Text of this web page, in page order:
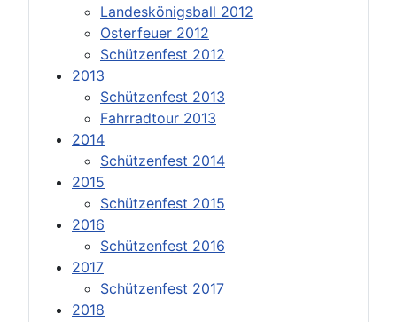
Landeskönigsball 2012
Osterfeuer 2012
Schützenfest 2012
2013
Schützenfest 2013
Fahrradtour 2013
2014
Schützenfest 2014
2015
Schützenfest 2015
2016
Schützenfest 2016
2017
Schützenfest 2017
2018